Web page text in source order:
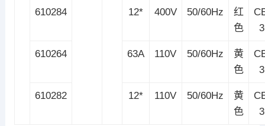
610284 12* 400V 50/60Hz
红
色
610264 63A 110V 50/60Hz
黄
色
610282 12* 110V 50/60Hz
黄
色